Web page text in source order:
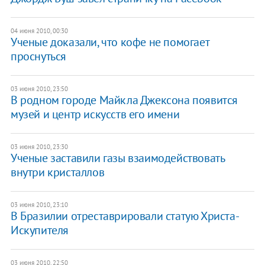
04 июня 2010, 00:30
Ученые доказали, что кофе не помогает
проснуться
03 июня 2010, 23:50
В родном городе Майкла Джексона появится
музей и центр искусств его имени
03 июня 2010, 23:30
Ученые заставили газы взаимодействовать
внутри кристаллов
03 июня 2010, 23:10
В Бразилии отреставрировали статую Христа-
Искупителя
03 июня 2010, 22:50